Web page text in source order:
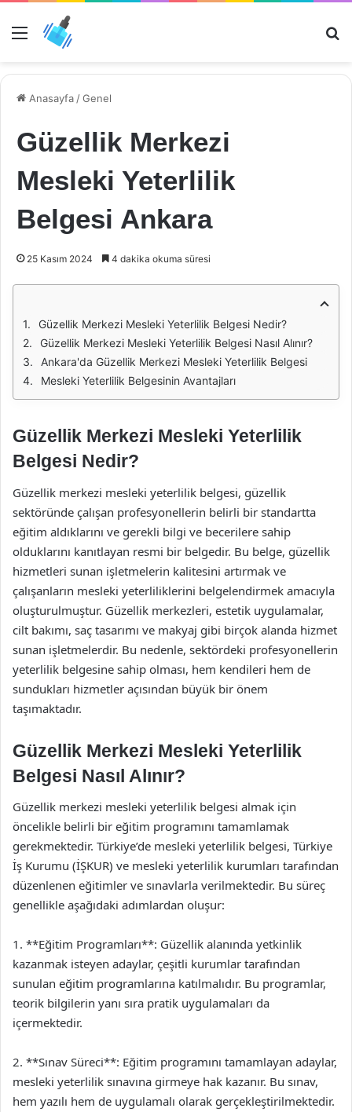
Menü
Anasayfa /Genel
Güzellik Merkezi
Mesleki Yeterlilik
Belgesi Ankara
25 Kasım 2024 4 dakika okuma süresi
Güzellik Merkezi Mesleki Yeterlilik Belgesi Nedir?
Güzellik Merkezi Mesleki Yeterlilik Belgesi Nasıl Alınır?
Ankara'da Güzellik Merkezi Mesleki Yeterlilik Belgesi
Mesleki Yeterlilik Belgesinin Avantajları
Güzellik Merkezi Mesleki Yeterlilik
Belgesi Nedir?
Güzellik merkezi mesleki yeterlilik belgesi, güzellik
sektöründe çalışan profesyonellerin belirli bir standartta
eğitim aldıklarını ve gerekli bilgi ve becerilere sahip
olduklarını kanıtlayan resmi bir belgedir. Bu belge, güzellik
hizmetleri sunan işletmelerin kalitesini artırmak ve
çalışanların mesleki yeterliliklerini belgelendirmek amacıyla
oluşturulmuştur. Güzellik merkezleri, estetik uygulamalar,
cilt bakımı, saç tasarımı ve makyaj gibi birçok alanda hizmet
sunan işletmelerdir. Bu nedenle, sektördeki profesyonellerin
yeterlilik belgesine sahip olması, hem kendileri hem de
sundukları hizmetler açısından büyük bir önem
taşımaktadır.
Güzellik Merkezi Mesleki Yeterlilik
Belgesi Nasıl Alınır?
Güzellik merkezi mesleki yeterlilik belgesi almak için
öncelikle belirli bir eğitim programını tamamlamak
gerekmektedir. Türkiye’de mesleki yeterlilik belgesi, Türkiye
İş Kurumu (İŞKUR) ve mesleki yeterlilik kurumları tarafından
düzenlenen eğitimler ve sınavlarla verilmektedir. Bu süreç
genellikle aşağıdaki adımlardan oluşur:
1. **Eğitim Programları**: Güzellik alanında yetkinlik
kazanmak isteyen adaylar, çeşitli kurumlar tarafından
sunulan eğitim programlarına katılmalıdır. Bu programlar,
teorik bilgilerin yanı sıra pratik uygulamaları da
içermektedir.
2. **Sınav Süreci**: Eğitim programını tamamlayan adaylar,
mesleki yeterlilik sınavına girmeye hak kazanır. Bu sınav,
hem yazılı hem de uygulamalı olarak gerçekleştirilmektedir.